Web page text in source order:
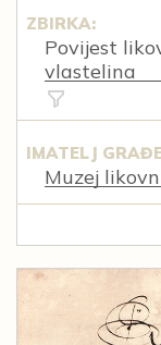
ZBIRKA:
Povijest
vlastelina
IMATELJ
Muzej